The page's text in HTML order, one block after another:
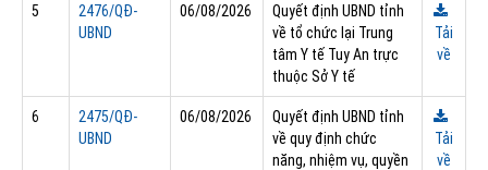
5
2476/QĐ-
UBND
06/08/2026
Quyết định UBND tỉnh
về tổ chức lại Trung
tâm Y tế Tuy An trực
thuộc Sở Y tế
Tải
về
6
2475/QĐ-
UBND
06/08/2026
Quyết định UBND tỉnh
về quy định chức
năng, nhiệm vụ, quyền
Tải
về